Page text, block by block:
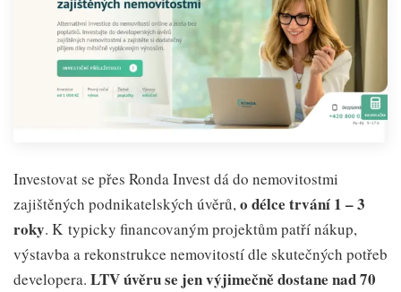
Investovat se přes Ronda Invest dá do nemovitostmi
zajištěných podnikatelských úvěrů,o délce trvání 1 – 3
roky. K typicky financovaným projektům patří nákup,
výstavba a rekonstrukce nemovitostí dle skutečných potřeb
developera. LTV úvěru se jen výjimečně dostane nad 70